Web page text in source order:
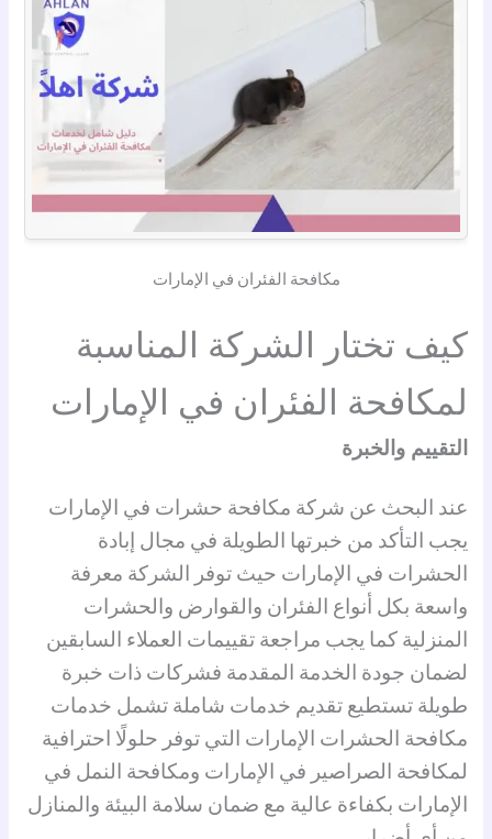
مكافحة الفئران في الإمارات
كيف تختار الشركة المناسبة
لمكافحة الفئران في الإمارات
التقييم والخبرة
عند البحث عن شركة مكافحة حشرات في الإمارات
يجب التأكد من خبرتها الطويلة في مجال إبادة
الحشرات في الإمارات حيث توفر الشركة معرفة
واسعة بكل أنواع الفئران والقوارض والحشرات
المنزلية كما يجب مراجعة تقييمات العملاء السابقين
لضمان جودة الخدمة المقدمة فشركات ذات خبرة
طويلة تستطيع تقديم خدمات شاملة تشمل خدمات
مكافحة الحشرات الإمارات التي توفر حلولًا احترافية
لمكافحة الصراصير في الإمارات ومكافحة النمل في
الإمارات بكفاءة عالية مع ضمان سلامة البيئة والمنازل